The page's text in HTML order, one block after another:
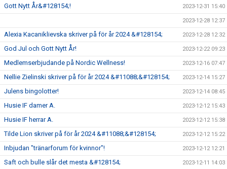
Gott Nytt År&#128154;! 2023-12-31 15:40
2023-12-28 12:37
Alexia Kacaniklievska skriver på för år 2024 &#128154; 2023-12-28 12:32
God Jul och Gott Nytt År! 2023-12-22 09:23
Medlemserbjudande på Nordic Wellness! 2023-12-16 07:47
Nellie Zielinski skriver på för år 2024 &#11088;&#128154; 2023-12-14 15:27
Julens bingolotter! 2023-12-14 08:45
Husie IF damer A. 2023-12-12 15:43
Husie IF herrar A. 2023-12-12 15:38
Tilde Lion skriver på för år 2024 &#11088;&#128154; 2023-12-12 15:22
Inbjudan "tränarforum för kvinnor"! 2023-12-12 12:21
Saft och bulle slår det mesta &#128154; 2023-12-11 14:03